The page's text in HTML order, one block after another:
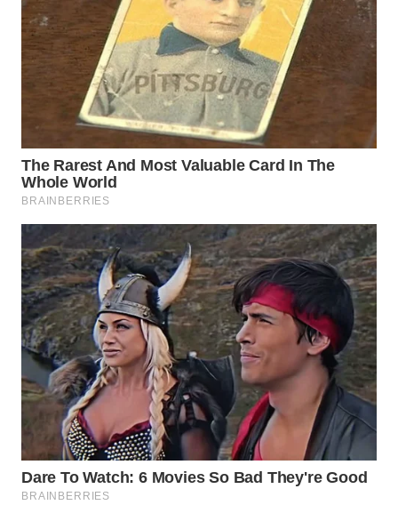
SEMARANG
WN
SOLO
WN
BOROBUDUR
MADURA
WN
SURABAYA
WN
NATUNA
WN
BINTAN
WN
MANDALIKA